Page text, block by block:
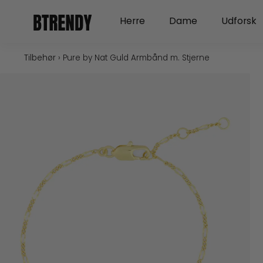
Herre Open Herre
Dame Open Dame
Udforsk
Tilbehør› Pure by Nat Guld Armbånd m. Stjerne